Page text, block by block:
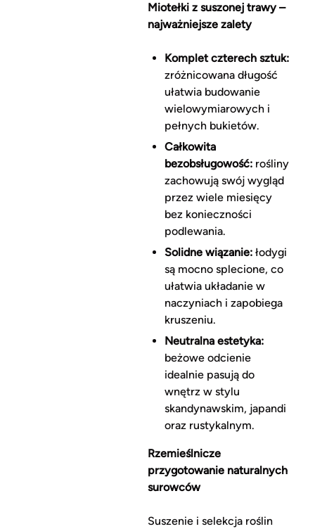
Miotełki z suszonej trawy –
najważniejsze zalety
Komplet czterech sztuk:
zróżnicowana długość
ułatwia budowanie
wielowymiarowych i
pełnych bukietów.
Całkowita
bezobsługowość:rośliny
zachowują swój wygląd
przez wiele miesięcy
bez konieczności
podlewania.
Solidne wiązanie:łodygi
są mocno splecione, co
ułatwia układanie w
naczyniach i zapobiega
kruszeniu.
Neutralna estetyka:
beżowe odcienie
idealnie pasują do
wnętrz w stylu
skandynawskim, japandi
oraz rustykalnym.
Rzemieślnicze
przygotowanie naturalnych
surowców
Suszenie i selekcja roślin